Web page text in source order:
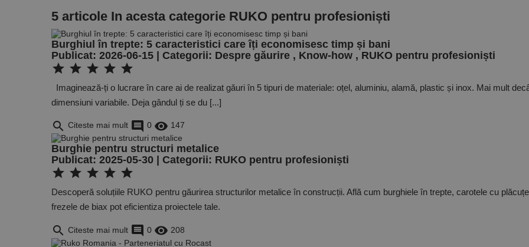
5 articole In acesta categorie RUKO pentru profesioniști
Burghiul în trepte: 5 caracteristici care îți economisesc timp și bani
Publicat: 2026-06-15 | Categorii: Despre găurire , Know-how , RUKO pentru profesioniști
star star star star star
Imaginează-ți o lucrare în care ai de realizat găuri în 5 tipuri de materiale: oțel, aluminiu, alamă, plastic și inox. Mai mult
dimensiuni variabile. Deja gândul ți se du [...]
search Citeste mai mult comment 0 remove_red_eye 147
Burghie pentru structuri metalice
Publicat: 2025-05-30 | Categorii: RUKO pentru profesioniști
star star star star star
Descoperă soluțiile RUKO pentru găurirea structurilor metalice în construcții. Află cum burghiele în trepte, carotele cu
frezele de biax pot eficientiza proiectele tale.
search Citeste mai mult comment 0 remove_red_eye 208